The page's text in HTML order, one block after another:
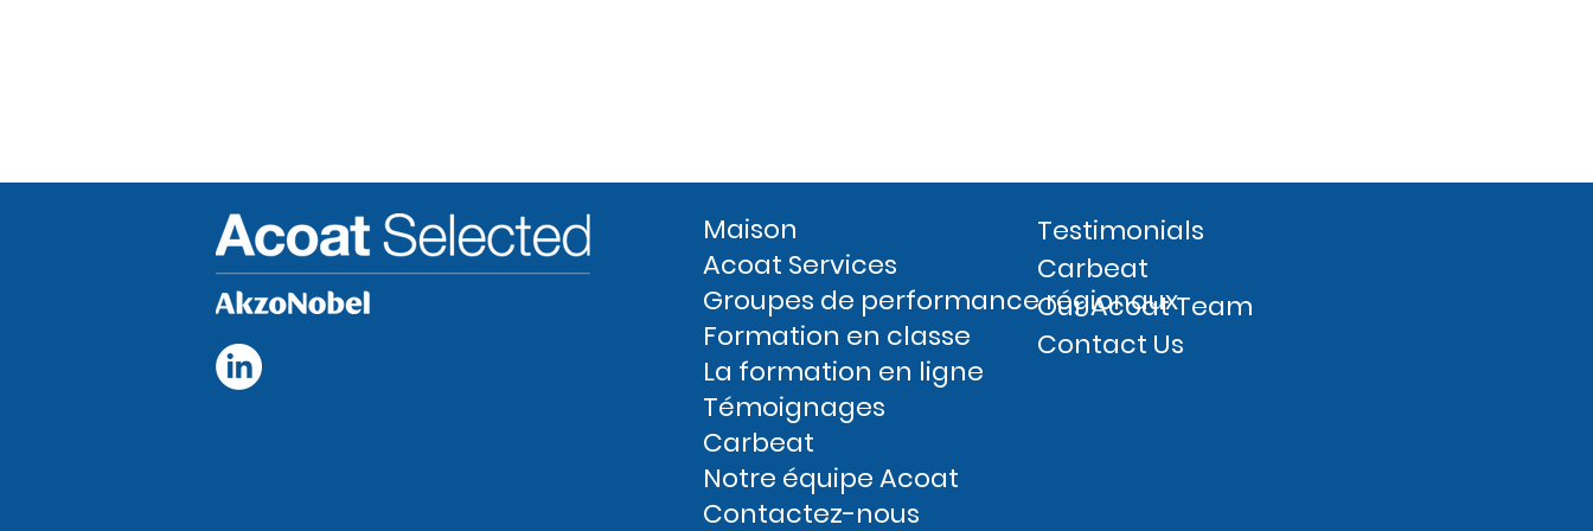
Maison
Acoat Services
Groupes de performance régionaux
Formation en classe
La formation en ligne
Témoignages
Carbeat
Notre équipe Acoat
Contactez-nous
Testimonials
Carbeat
Our Acoat Team
Contact Us